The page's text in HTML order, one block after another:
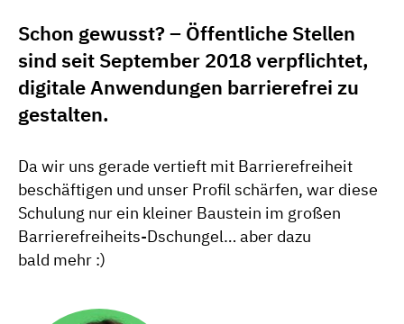
Schon gewusst? – Öffentliche Stellen
sind seit September 2018 verpflichtet,
digitale Anwendungen barrierefrei zu
gestalten.
Da wir uns gerade vertieft mit Barrierefreiheit
beschäftigen und unser Profil schärfen, war diese
Schulung nur ein kleiner Baustein im großen
Barrierefreiheits-Dschungel… aber dazu
bald mehr :)